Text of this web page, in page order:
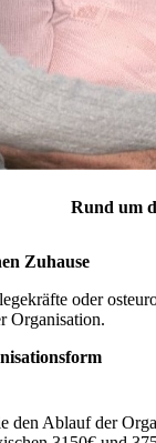
Rund um
Zuhause
oder
Organisation.
den Ablauf der